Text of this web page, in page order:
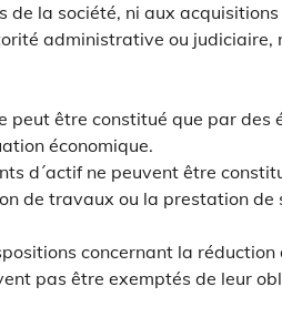
de la société, ni aux
administrative ou
peut être constitué que par des
économique.
d´actif ne peuvent être
de travaux ou la prestation de
concernant la
pas être exemptés de leur